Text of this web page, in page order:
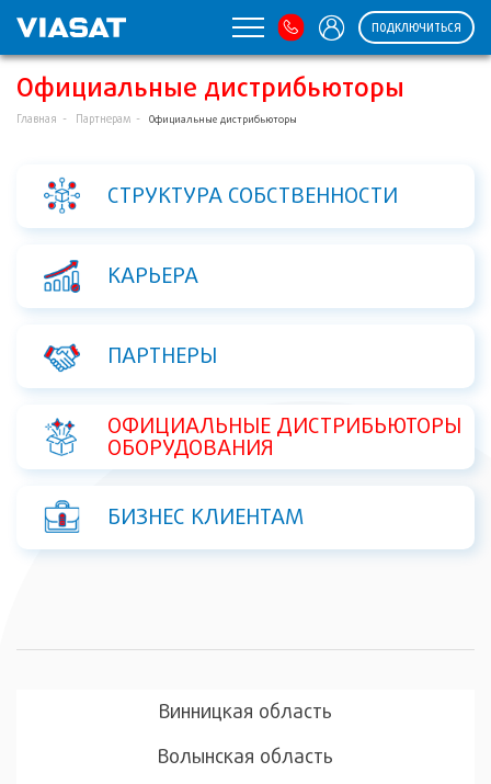
ПОДКЛЮЧИТЬСЯ
Официальные дистрибьюторы
Главная Партнерам Официальные дистрибьюторы
СТРУКТУРА СОБСТВЕННОСТИ
КАРЬЕРА
ПАРТНЕРЫ
ОФИЦИАЛЬНЫЕ ДИСТРИБЬЮТОРЫ
ОБОРУДОВАНИЯ
БИЗНЕС КЛИЕНТАМ
Винницкая область
Волынская область